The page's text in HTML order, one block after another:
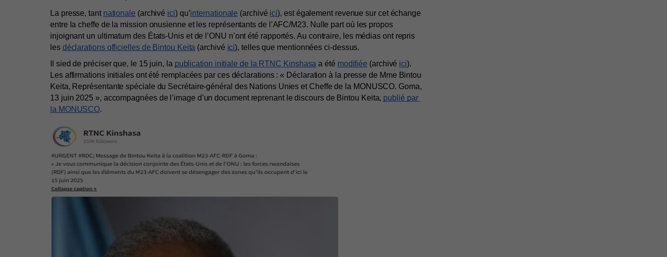
La presse, tant nationale (archivé ici) qu’internationale (archivé ici), est également revenue sur cet échange
entre la cheffe de la mission onusienne et les représentants de l’AFC/M23. Nulle part où les propos
injoignant un ultimatum des États-Unis et de l’ONU n’ont été rapportés. Au contraire, les médias ont repris
les déclarations officielles de Bintou Keita (archivé ici), telles que mentionnées ci-dessus.
Il sied de préciser que, le 15 juin, la publication initiale de la RTNC Kinshasa a été modifiée (archivé ici).
Les affirmations initiales ont été remplacées par ces déclarations : « Déclaration à la presse de Mme Bintou
Keita, Représentante spéciale du Secrétaire-général des Nations Unies et Cheffe de la MONUSCO. Goma,
13 juin 2025 », accompagnées de l’image d’un document reprenant le discours de Bintou Keita, publié par
la MONUSCO.